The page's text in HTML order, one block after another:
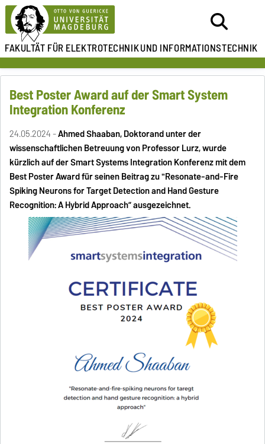
FAKULTÄT FÜR ELEKTROTECHNIKUND INFORMATIONSTECHNIK
Best Poster Award auf der Smart System
Integration Konferenz
24.05.2024 -Ahmed Shaaban, Doktorand unter der
wissenschaftlichen Betreuung von Professor Lurz, wurde
kürzlich auf der Smart Systems Integration Konferenz mit dem
Best Poster Award für seinen Beitrag zu "Resonate-and-Fire
Spiking Neurons for Target Detection and Hand Gesture
Recognition: A Hybrid Approach” ausgezeichnet.